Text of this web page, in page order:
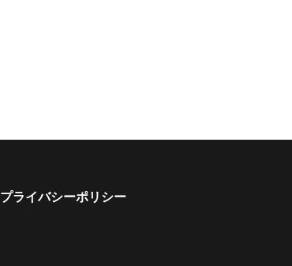
プライバシーポリシー